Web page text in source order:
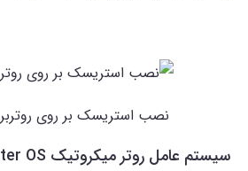
نصب استریسک بر روی
سیستم عامل روتر میکروتیک Router OS چیست؟